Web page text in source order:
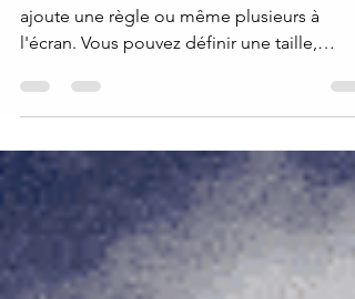
ScreenRuler, une application gratuite qui
ajoute une règle ou même plusieurs à
l'écran. Vous pouvez définir une taille,